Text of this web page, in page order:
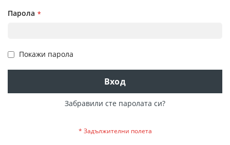
Парола
Покажи парола
Вход
Забравили сте паролата си?